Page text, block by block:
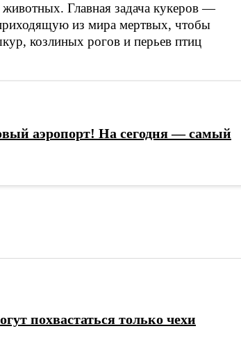
Главная задача кукеров —
из мира мертвых, чтобы
козлиных рогов и перьев птиц
аэропорт! На сегодня — самый
похвастаться только чехи